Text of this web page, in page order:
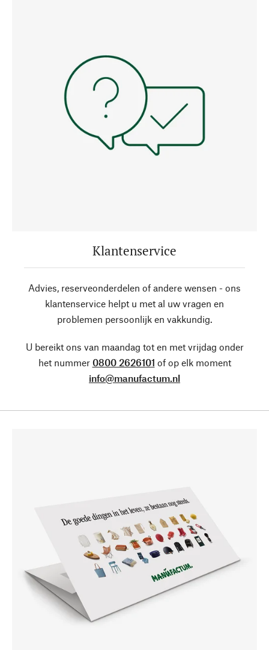
Klantenservice
Advies, reserveonderdelen of andere wensen - ons
klantenservice helpt u met al uw vragen en
problemen persoonlijk en vakkundig.
U bereikt ons van maandag tot en met vrijdag onder
het nummer 0800 2626101 of op elk moment
info@manufactum.nl